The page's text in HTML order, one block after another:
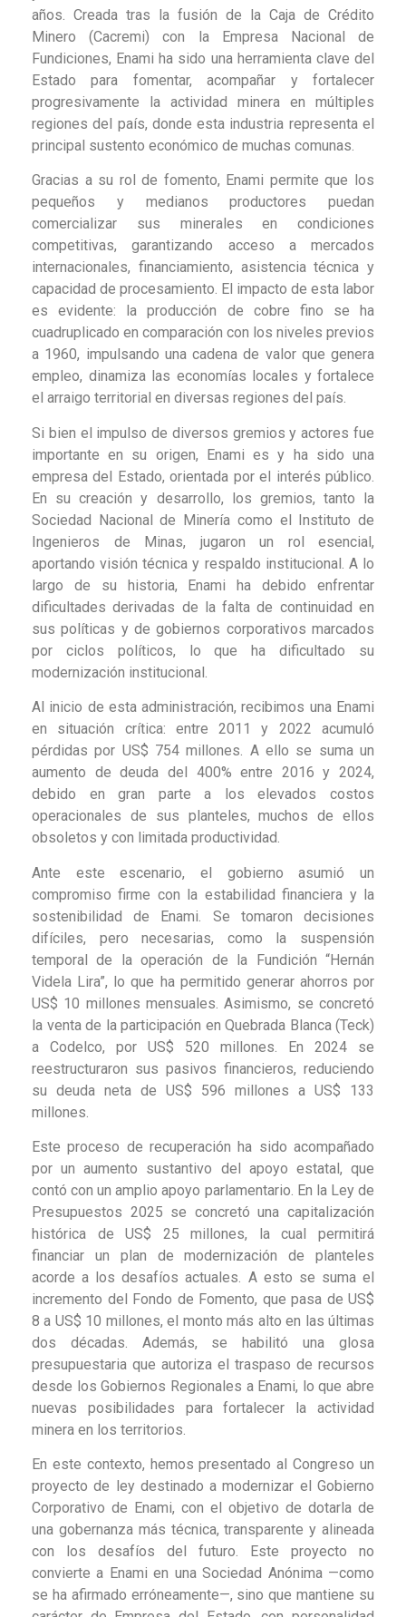
años. Creada tras la fusión de la Caja de Crédito
Minero (Cacremi) con la Empresa Nacional de
Fundiciones, Enami ha sido una herramienta clave del
Estado para fomentar, acompañar y fortalecer
progresivamente la actividad minera en múltiples
regiones del país, donde esta industria representa el
principal sustento económico de muchas comunas.
Gracias a su rol de fomento, Enami permite que los
pequeños y medianos productores puedan
comercializar sus minerales en condiciones
competitivas, garantizando acceso a mercados
internacionales, financiamiento, asistencia técnica y
capacidad de procesamiento. El impacto de esta labor
es evidente: la producción de cobre fino se ha
cuadruplicado en comparación con los niveles previos
a 1960, impulsando una cadena de valor que genera
empleo, dinamiza las economías locales y fortalece
el arraigo territorial en diversas regiones del país.
Si bien el impulso de diversos gremios y actores fue
importante en su origen, Enami es y ha sido una
empresa del Estado, orientada por el interés público.
En su creación y desarrollo, los gremios, tanto la
Sociedad Nacional de Minería como el Instituto de
Ingenieros de Minas, jugaron un rol esencial,
aportando visión técnica y respaldo institucional. A lo
largo de su historia, Enami ha debido enfrentar
dificultades derivadas de la falta de continuidad en
sus políticas y de gobiernos corporativos marcados
por ciclos políticos, lo que ha dificultado su
modernización institucional.
Al inicio de esta administración, recibimos una Enami
en situación crítica: entre 2011 y 2022 acumuló
pérdidas por US$ 754 millones. A ello se suma un
aumento de deuda del 400% entre 2016 y 2024,
debido en gran parte a los elevados costos
operacionales de sus planteles, muchos de ellos
obsoletos y con limitada productividad.
Ante este escenario, el gobierno asumió un
compromiso firme con la estabilidad financiera y la
sostenibilidad de Enami. Se tomaron decisiones
difíciles, pero necesarias, como la suspensión
temporal de la operación de la Fundición “Hernán
Videla Lira”, lo que ha permitido generar ahorros por
US$ 10 millones mensuales. Asimismo, se concretó
la venta de la participación en Quebrada Blanca (Teck)
a Codelco, por US$ 520 millones. En 2024 se
reestructuraron sus pasivos financieros, reduciendo
su deuda neta de US$ 596 millones a US$ 133
millones.
Este proceso de recuperación ha sido acompañado
por un aumento sustantivo del apoyo estatal, que
contó con un amplio apoyo parlamentario. En la Ley de
Presupuestos 2025 se concretó una capitalización
histórica de US$ 25 millones, la cual permitirá
financiar un plan de modernización de planteles
acorde a los desafíos actuales. A esto se suma el
incremento del Fondo de Fomento, que pasa de US$
8 a US$ 10 millones, el monto más alto en las últimas
dos décadas. Además, se habilitó una glosa
presupuestaria que autoriza el traspaso de recursos
desde los Gobiernos Regionales a Enami, lo que abre
nuevas posibilidades para fortalecer la actividad
minera en los territorios.
En este contexto, hemos presentado al Congreso un
proyecto de ley destinado a modernizar el Gobierno
Corporativo de Enami, con el objetivo de dotarla de
una gobernanza más técnica, transparente y alineada
con los desafíos del futuro. Este proyecto no
convierte a Enami en una Sociedad Anónima —como
se ha afirmado erróneamente—, sino que mantiene su